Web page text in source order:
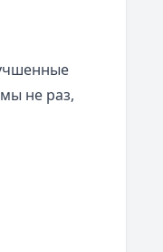
не раз,